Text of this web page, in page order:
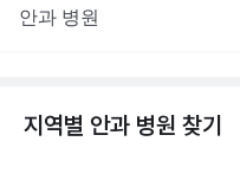
안과 병원
지역별 안과 병원 찾기